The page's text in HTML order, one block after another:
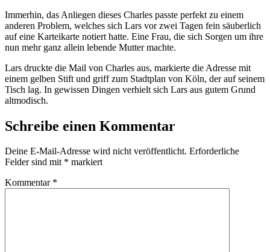
Immerhin, das Anliegen dieses Charles passte perfekt zu einem
anderen Problem, welches sich Lars vor zwei Tagen fein säuberlich
auf eine Karteikarte notiert hatte. Eine Frau, die sich Sorgen um ihre
nun mehr ganz allein lebende Mutter machte.
Lars druckte die Mail von Charles aus, markierte die Adresse mit
einem gelben Stift und griff zum Stadtplan von Köln, der auf seinem
Tisch lag. In gewissen Dingen verhielt sich Lars aus gutem Grund
altmodisch.
Schreibe einen Kommentar
Deine E-Mail-Adresse wird nicht veröffentlicht. Erforderliche
Felder sind mit * markiert
Kommentar *